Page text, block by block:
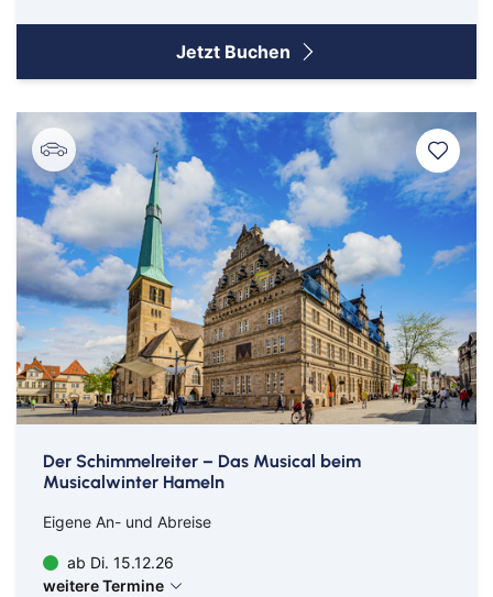
Jetzt Buchen
Der Schimmelreiter – Das Musical beim
Musicalwinter Hameln
Eigene An- und Abreise
ab Di. 15.12.26
weitere Termine